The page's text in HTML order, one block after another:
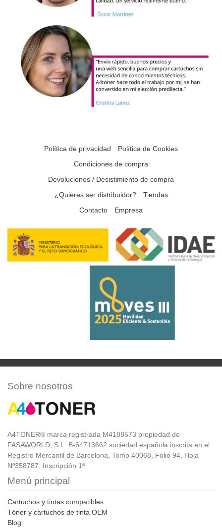
Política de privacidad
Política de Cookies
Condiciones de compra
Devoluciones / Desistimiento de compra
¿Quieres ser distribuidor?
Tiendas
Contacto
Empresa
Sobre nosotros
A4TONER® marca registrada M4188573 propiedad de
FASAWORLD, S.L. B-64713662 sociedad española inscrita en el
Registro Mercantil de Barcelona, Tomo 40068, Folio 94, Hoja
Nº358787, Inscripción 1ª
Menú principal
Cartuchos y tintas compatibles
Tóner y cartuchos de tinta OEM
Blog